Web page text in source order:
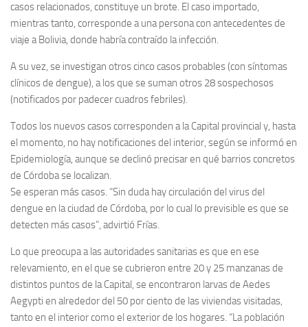
casos relacionados, constituye un brote. El caso importado,
mientras tanto, corresponde a una persona con antecedentes de
viaje a Bolivia, donde habría contraído la infección.
A su vez, se investigan otros cinco casos probables (con síntomas
clínicos de dengue), a los que se suman otros 28 sospechosos
(notificados por padecer cuadros febriles).
Todos los nuevos casos corresponden a la Capital provincial y, hasta
el momento, no hay notificaciones del interior, según se informó en
Epidemiología, aunque se declinó precisar en qué barrios concretos
de Córdoba se localizan.
Se esperan más casos. “Sin duda hay circulación del virus del
dengue en la ciudad de Córdoba, por lo cual lo previsible es que se
detecten más casos”, advirtió Frías.
Lo que preocupa a las autoridades sanitarias es que en ese
relevamiento, en el que se cubrieron entre 20 y 25 manzanas de
distintos puntos de la Capital, se encontraron larvas de Aedes
Aegypti en alrededor del 50 por ciento de las viviendas visitadas,
tanto en el interior como el exterior de los hogares. “La población